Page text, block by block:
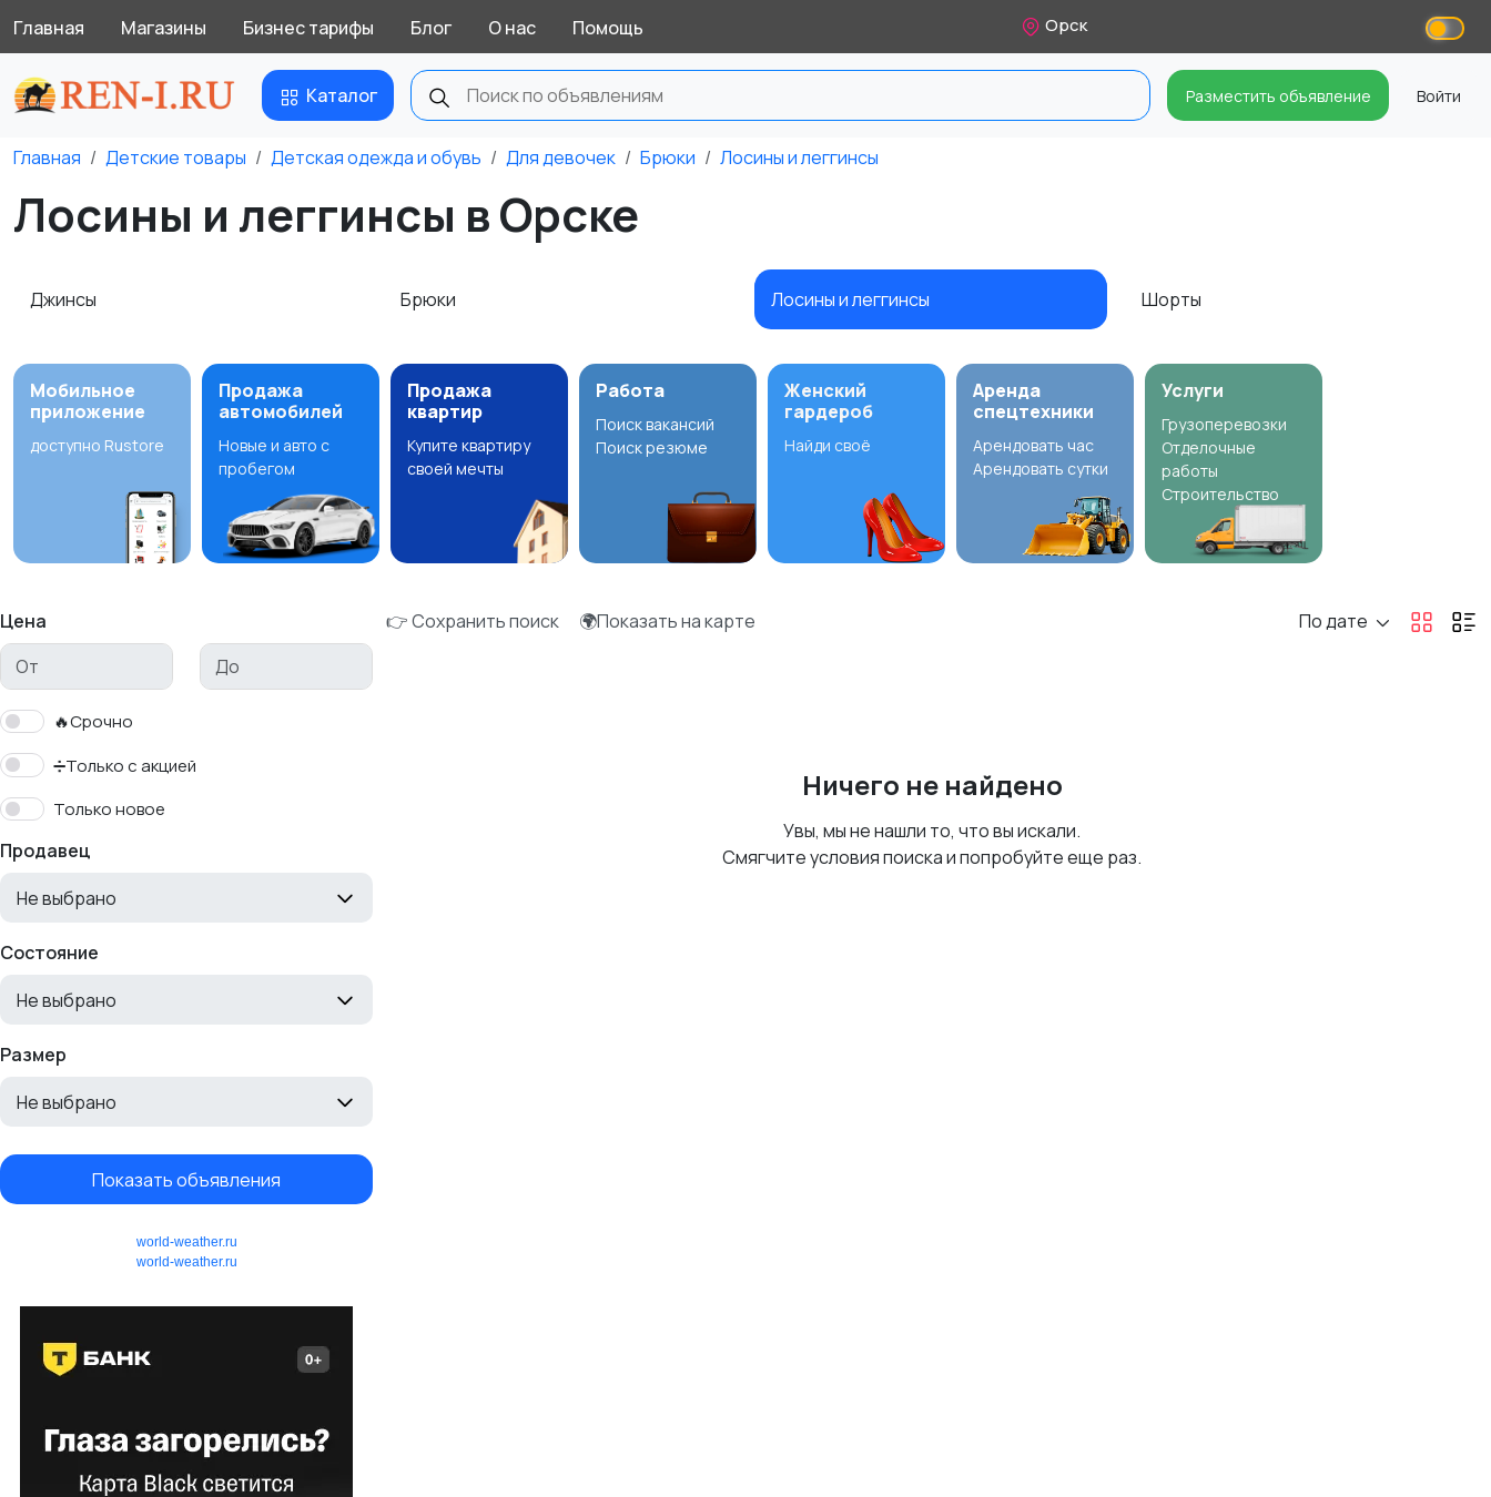
Главная Магазины Бизнес тарифы Блог О нас Помощь Орск
Каталог Разместить объявление Войти
Главная Детские товары Детская одежда и обувь Для девочек Брюки Лосины и леггинсы
Лосины и леггинсы в Орске
Джинсы Брюки Лосины и леггинсы Шорты
Мобильное
приложение
доступно Rustore
Продажа
автомобилей
Новые и авто с
пробегом
Продажа
квартир
Купите квартиру
своей мечты
Работа
Поиск вакансий
Поиск резюме
Женский
гардероб
Найди своё
Аренда
спецтехники
Арендовать час
Арендовать сутки
Услуги
Грузоперевозки
Отделочные
работы
Строительство
Цена
🔥Срочно
➗Только с акцией
Только новое
Продавец
Не выбрано
Состояние
Не выбрано
Размер
Не выбрано
Показать объявления
world-weather.ru
world-weather.ru
👉 Сохранить поиск 🌍Показать на карте По дате
Ничего не найдено
Увы, мы не нашли то, что вы искали.
Смягчите условия поиска и попробуйте еще раз.